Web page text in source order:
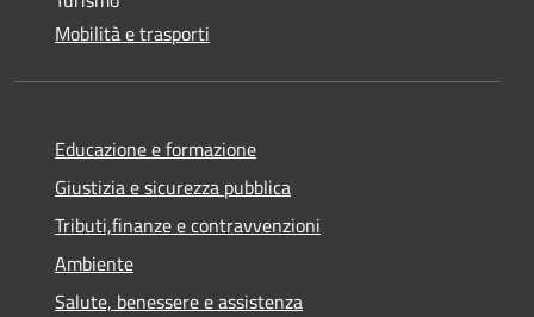
Mobilità e trasporti
Educazione e formazione
Giustizia e sicurezza pubblica
Tributi,finanze e contravvenzioni
Ambiente
Salute, benessere e assistenza